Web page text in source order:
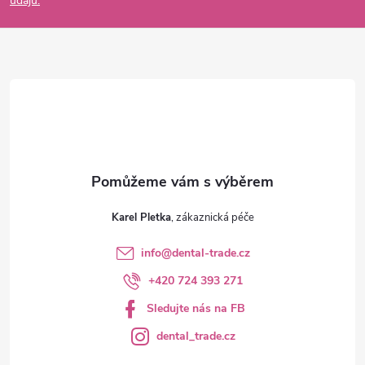
a
Karel Pletka
info@dental-trade.cz
+420 724 393 271
Sledujte nás na FB
dental_trade.cz